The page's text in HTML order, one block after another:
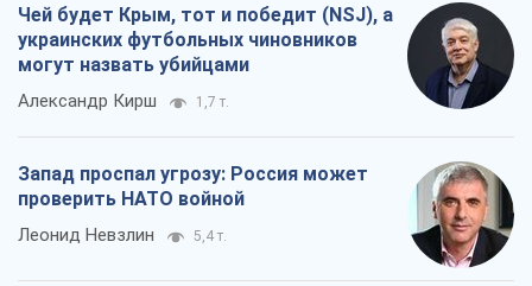
Чей будет Крым, тот и победит (NSJ), а
украинских футбольных чиновников
могут назвать убийцами
Александр Кирш 1,7 т.
Запад проспал угрозу: Россия может
проверить НАТО войной
Леонид Невзлин 5,4 т.